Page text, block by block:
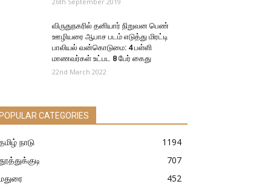
விருதுநகரில் தனியார் நிறுவன பெண்
ஊழியரை ஆபாச படம் எடுத்து மிரட்டி
பாலியல் வன்கொடுமை: 4 பள்ளி
மாணவர்கள் உட்பட 8 பேர் கைது
22nd March 2022
POPULAR CATEGORIES
நாடு
1194
707
452